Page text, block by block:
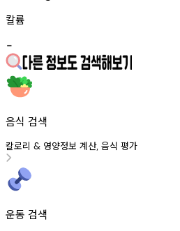
칼륨
-
음식 검색
칼로리 & 영양정보 계산, 음식 평가
운동 검색